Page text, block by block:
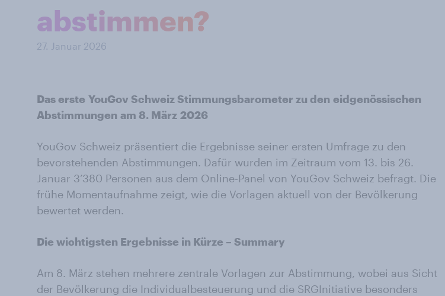
abstimmen?
27. Januar 2026
Das erste YouGov Schweiz Stimmungsbarometer zu den eidgenössischen
Abstimmungen am 8. März 2026
YouGov Schweiz präsentiert die Ergebnisse seiner ersten Umfrage zu den
bevorstehenden Abstimmungen. Dafür wurden im Zeitraum vom 13. bis 26.
Januar 3’380 Personen aus dem Online-Panel von YouGov Schweiz befragt. Die
frühe Momentaufnahme zeigt, wie die Vorlagen aktuell von der Bevölkerung
bewertet werden.
Die wichtigsten Ergebnisse in Kürze – Summary
Am 8. März stehen mehrere zentrale Vorlagen zur Abstimmung, wobei aus Sicht
der Bevölkerung die Individualbesteuerung und die SRGInitiative besonders